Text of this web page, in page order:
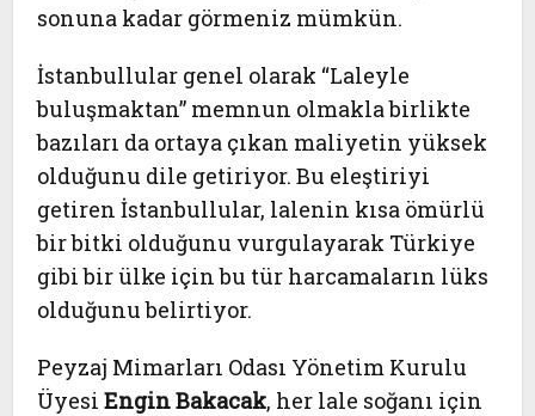
sonuna kadar görmeniz mümkün.
İstanbullular genel olarak “Laleyle
buluşmaktan” memnun olmakla birlikte
bazıları da ortaya çıkan maliyetin yüksek
olduğunu dile getiriyor. Bu eleştiriyi
getiren İstanbullular, lalenin kısa ömürlü
bir bitki olduğunu vurgulayarak Türkiye
gibi bir ülke için bu tür harcamaların lüks
olduğunu belirtiyor.
Peyzaj Mimarları Odası Yönetim Kurulu
ÜyesiEngin Bakacak, her lale soğanı için